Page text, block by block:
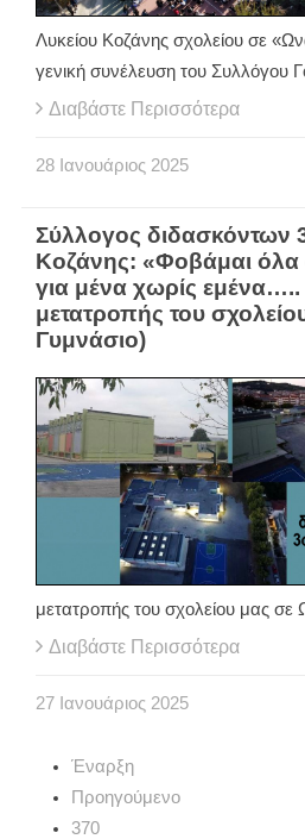
Λυκείου Κοζάνης σχολείου σε
γενική συνέλευση του Συλλόγου
Διαβάστε Περισσότερα
28 Ιανουάριος 2025
Σύλλογος διδασκόντων
Κοζάνης: «Φοβάμαι όλα
για μένα χωρίς
μετατροπής του
Γυμνάσιο)
μετατροπής του σχολείου μας σε
Διαβάστε Περισσότερα
27 Ιανουάριος 2025
Έναρξη
Προηγούμενο
370